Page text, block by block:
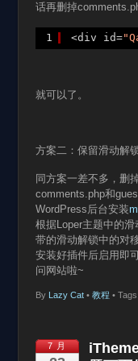
话再删掉
1 <div id=
就可以了。
方案二：保留滑动解
同方案一差不多，删
comments.php和
WordPress后台安装
根据Loper主题中的
带的滑动解锁中的对
安装好插件后启用即
问网站啦~
By Lazy Cat• 教程 • Tags:
7 月